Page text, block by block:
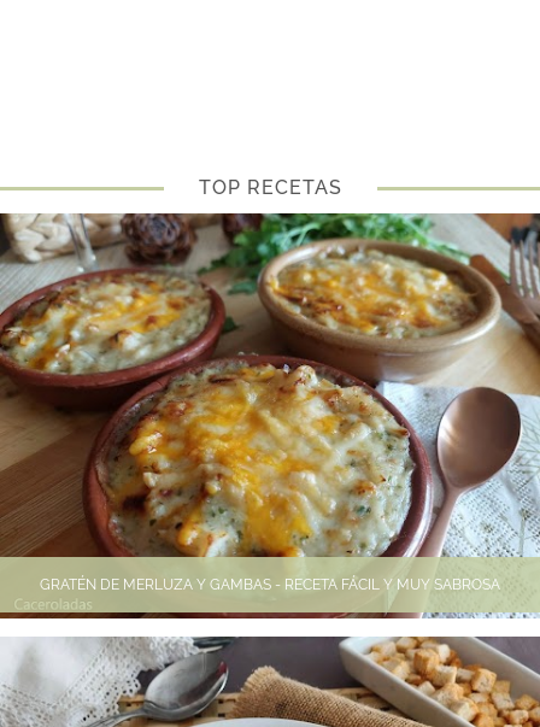
TOP RECETAS
GRATÉN DE MERLUZA Y GAMBAS - RECETA FÁCIL Y MUY SABROSA